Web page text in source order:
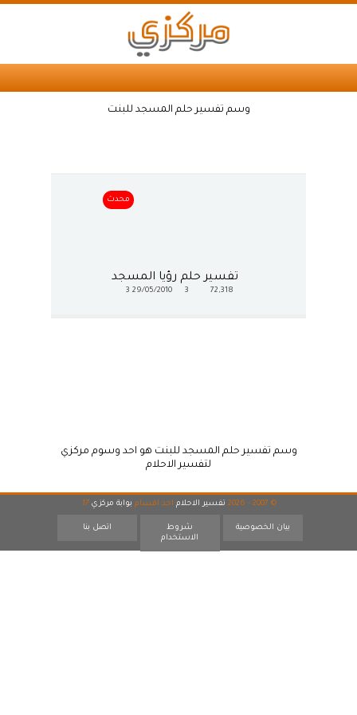
وسم تفسير حلم المسجد للبنت
محدث
تفسير حلم رؤيا المسجد
72,318
29/05/2010
3
وسم تفسير حلم المسجد للبنت هو احد وسوم مركزي
لتفسير الاحلام
© 2007 - 2026 تفسير الاحلام احد اقسام بوابة مركزي 17
بيان الخصوصية
شروط
الاستخدام
اتصل بنا